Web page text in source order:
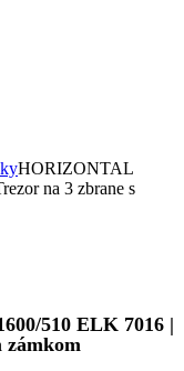
HORIZONTAL
na 3 zbrane s
510 ELK 7016 |
zámkom